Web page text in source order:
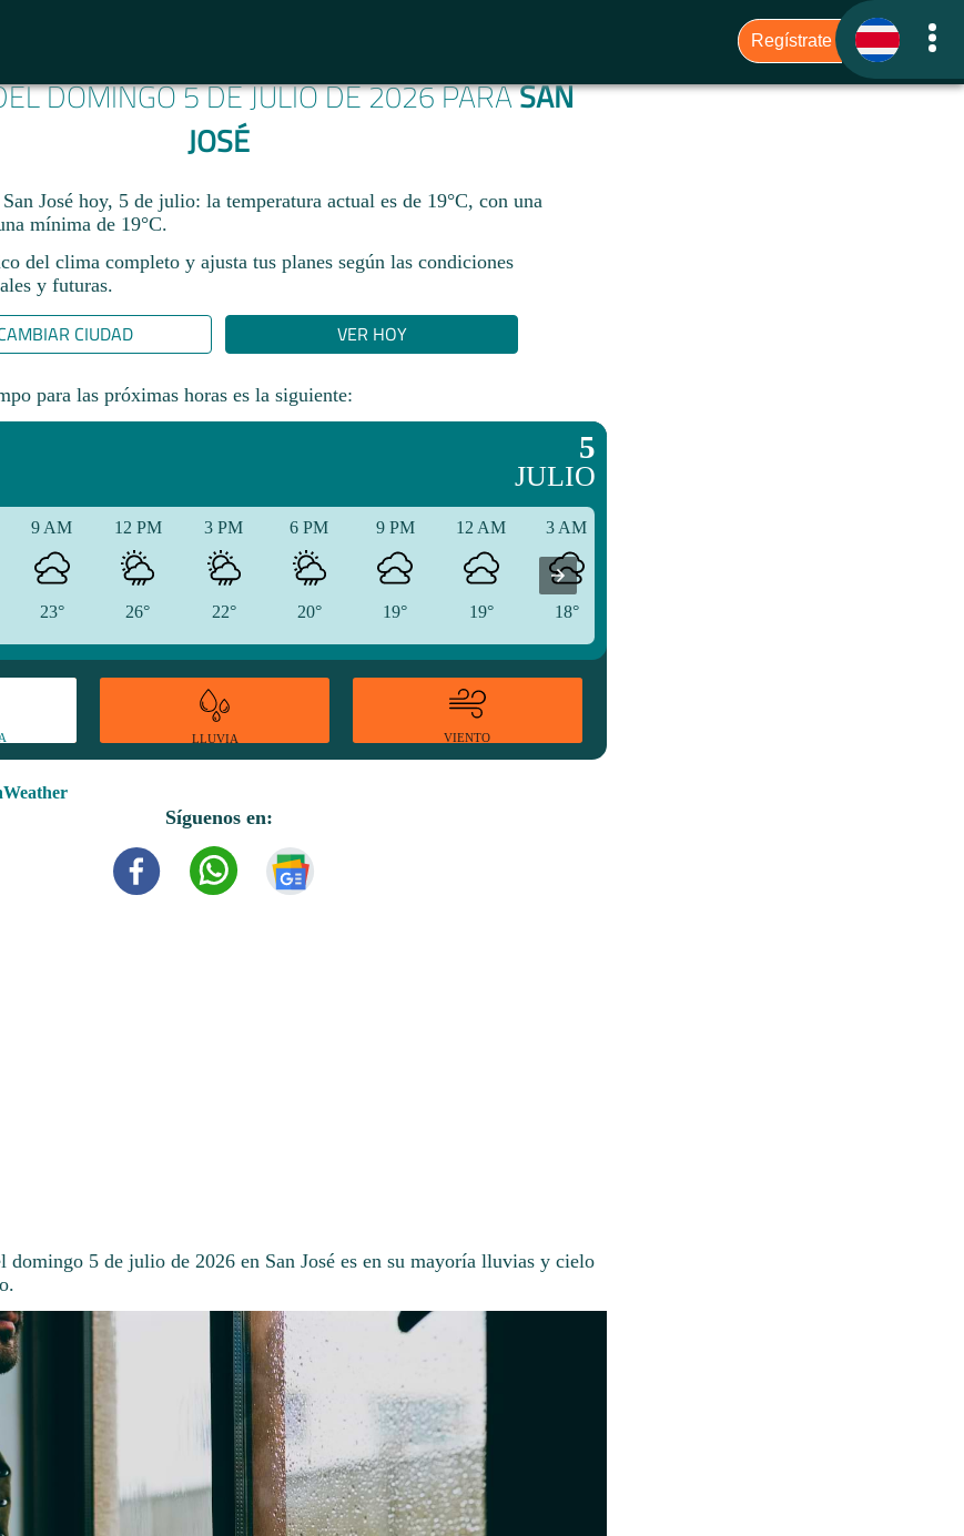
DOMINGO 5 DE JULIO DE 2026 PARASAN
JOSÉ
José hoy, 5 de julio: la temperatura actual es de 19°C, con una
mínima de 19°C.
del clima completo y ajusta tus planes según las condiciones
y futuras.
CIUDAD VER HOY
para las próximas horas es la siguiente:
5
JULIO
9 AM
23°
12 PM
26°
3 PM
22°
6 PM
20°
9 PM
19°
12 AM
19°
3 AM
18°
LLUVIA VIENTO
Síguenos en:
domingo 5 de julio de 2026 en San José es en su mayoría lluvias y cielo